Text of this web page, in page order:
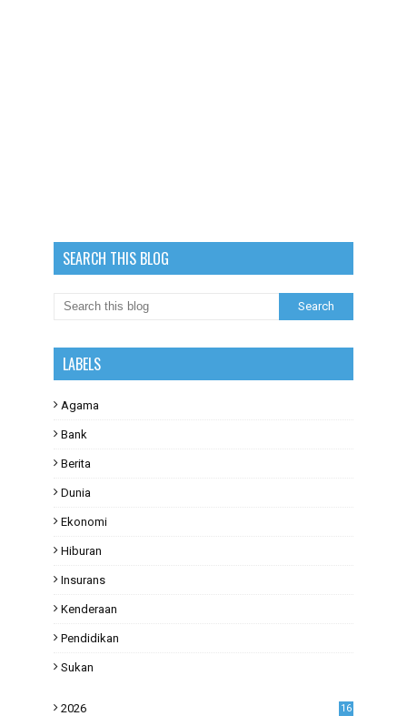
SEARCH THIS BLOG
LABELS
Agama
Bank
Berita
Dunia
Ekonomi
Hiburan
Insurans
Kenderaan
Pendidikan
Sukan
2026 16